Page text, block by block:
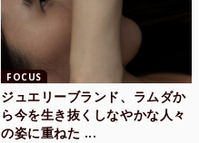
FOCUS
ジュエリーブランド、ラムダか
ら今を生き抜くしなやかな人々
の姿に重ねた ...